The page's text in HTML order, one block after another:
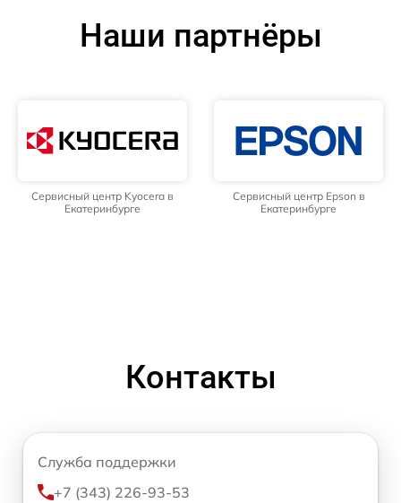
Наши партнёры
Сервисный центр Kyocera в
Екатеринбурге
Сервисный центр Epson в
Екатеринбурге
Контакты
Служба поддержки
+7 (343) 226-93-53